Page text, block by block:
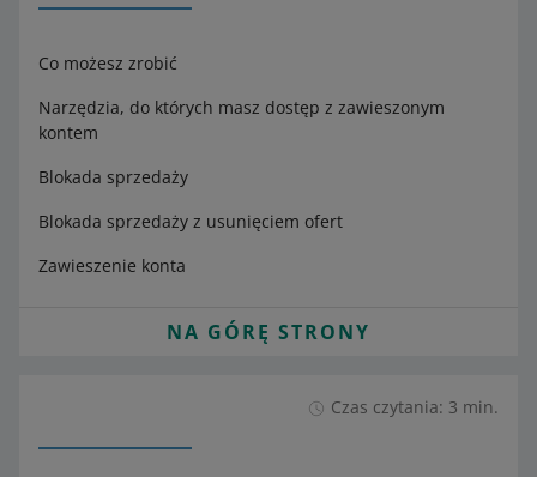
Co możesz zrobić
Narzędzia, do których masz dostęp z zawieszonym
kontem
Blokada sprzedaży
Blokada sprzedaży z usunięciem ofert
Zawieszenie konta
NA GÓRĘ STRONY
Czas czytania: 3 min.